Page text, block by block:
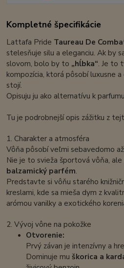
Kompletné špecifikácie
Lattafa Pride Taureau De
stelesňuje silu a eleganciu. Ak by
slovom, bolo by to „hĺbka“. Je to
kompozícia, ktorá pôsobí luxusne
stojí.
Opisuju ju ako alternatívu k parfumu
Tu je podrobnejší opis zážitku z
1. Charakter a atmosféra
Vôňa pôsobí veľmi sebavedomo
Nie je to svieža športová vôňa, ale
balzamický parfém.
Predstavte si vôňu starého
kreslami, kde sa mieša dym z
arómou vanilky a exotického
2. Vývoj vône na pokožke
Otvorenie:
Prvý závan je intenzívny a
Dominuje mu škorica a